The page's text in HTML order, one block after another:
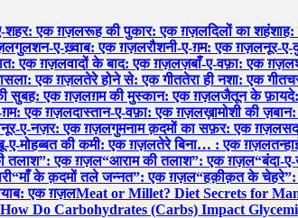
शहर: एक ग़ज़लरूह की पुकार: एक ग़ज़लदिलों का
गुलशन-ए-ख़्वाब: एक ग़ज़लरौशनी-ए-ग़म: एक ग़ज़लनूर-
एक ग़ज़लवादों के बाद: एक ग़ज़लज़बाँ-ए-वफ़ा: एक ग़ज़ल
एक ग़ज़लतेरे होने से: एक गीततेरा ही नशा: एक गीत
सुबह: एक ग़ज़लग़म की मुस्कान: एक ग़ज़लजैतून के
ग़म: एक ग़ज़लदास्तान-ए-वफ़ा: एक ग़ज़लख़ामोशी की
नूर-ए-नज़र: एक ग़ज़लगुमनाम क़दमों का सफ़र: एक ग़ज़ल
ए-मोहब्बत की कमी: एक ग़ज़लतेरे बिना… : एक ग़ज़ल
तलाश”: एक ग़ज़ल“आराम की तलाश”: एक ग़ज़ल“बंदा-
“माँ के क़दमों तले जन्नत”: एक ग़ज़ल“हक़ीक़त के
एक ग़ज़लMeat or Millet? Diet Secrets for
How Do Carbohydrates (Carbs) Impact